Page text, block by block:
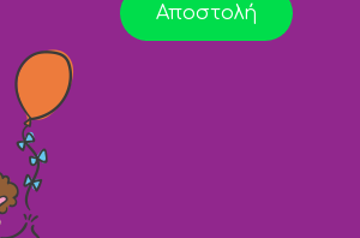
Αποστολή